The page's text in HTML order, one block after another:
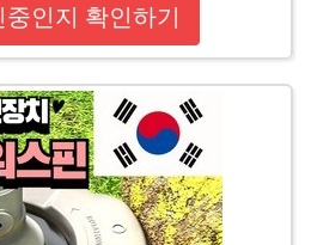
인지 확인하기